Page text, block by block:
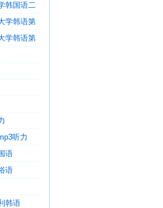
韩国语二
学韩语第
学韩语第
听力
语
语
韩语